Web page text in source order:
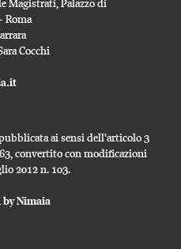
Magistrati, Palazzo di
Roma
Cocchi
ai sensi dell'articolo 3
convertito con modificazioni
2012 n. 103.
Nimaia